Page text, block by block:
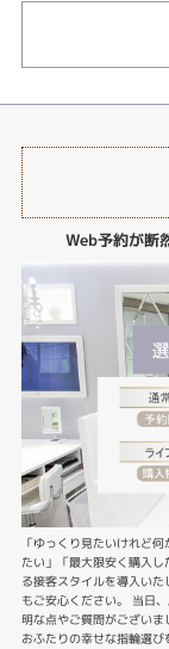
Web予約が断
「ゆっくり見たいけれど
たい」「最大限安く購入
る接客スタイルを導入い
もご安心ください。 当日
明な点やご質問がございま
おふたりの幸せな指輪選び